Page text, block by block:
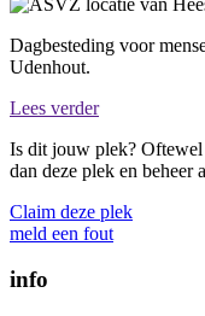
Dagbesteding voor
Udenhout.
Lees verder
Is dit jouw plek?
dan deze plek en beheer
Claim deze plek
meld een fout
info